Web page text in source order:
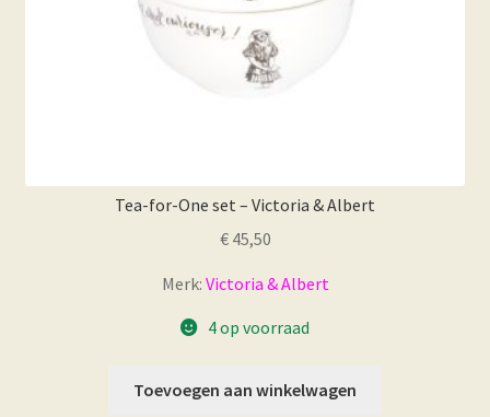
Tea-for-One set – Victoria & Albert
€45,50
Merk: Victoria & Albert
4 op voorraad
Toevoegen aan winkelwagen